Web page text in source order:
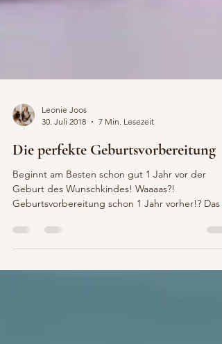
30. Juli 2018
7 Min. Lesezeit
Die perfekte Geburtsvorbereitung
Beginnt am Besten schon gut 1 Jahr vor der
Geburtsvorbereitung schon 1 Jahr vorher!? Das
lange… Ja,...